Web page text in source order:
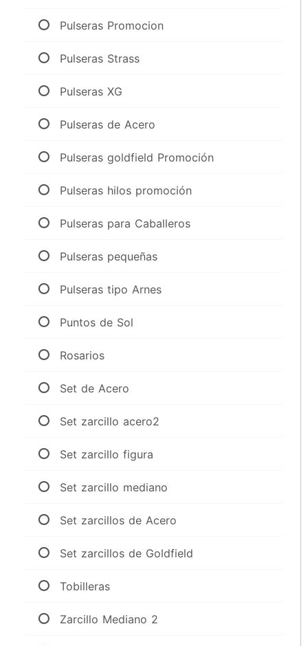
Pulseras Promocion
Pulseras Strass
Pulseras XG
Pulseras de Acero
Pulseras goldfield Promoción
Pulseras hilos promoción
Pulseras para Caballeros
Pulseras pequeñas
Pulseras tipo Arnes
Puntos de Sol
Rosarios
Set de Acero
Set zarcillo acero2
Set zarcillo figura
Set zarcillo mediano
Set zarcillos de Acero
Set zarcillos de Goldfield
Tobilleras
Zarcillo Mediano 2